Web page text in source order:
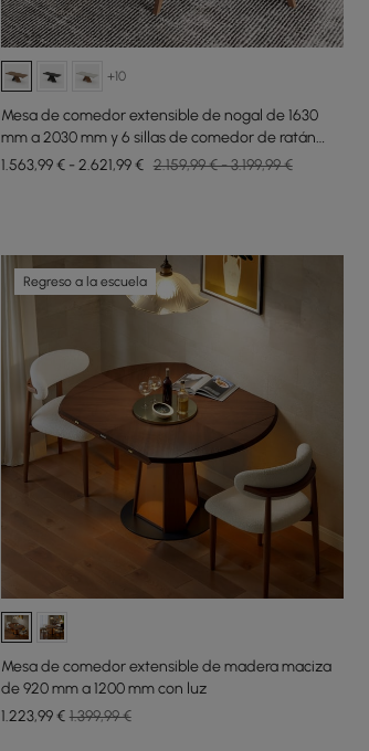
+10
Mesa de comedor extensible de nogal de 1630
mm a 2030 mm y 6 sillas de comedor de ratán
Japandi de nogal
1.563,99 € - 2.621,99 € 2.159,99 € - 3.199,99 €
Regreso a la escuela
Mesa de comedor extensible de madera maciza
de 920 mm a 1200 mm con luz
1.223,99€ 1.399,99 €